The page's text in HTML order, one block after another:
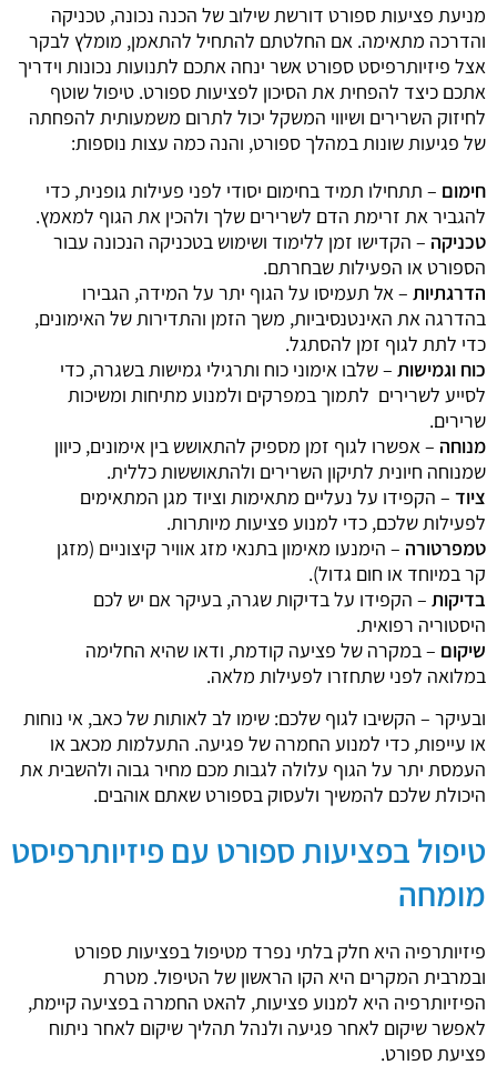
מניעת פציעות ספורט דורשת שילוב של הכנה נכונה, טכניקה
והדרכה מתאימה. אם החלטתם להתחיל להתאמן, מומלץ לבקר
אצל פיזיותרפיסט ספורט אשר ינחה אתכם לתנועות נכונות וידריך
אתכם כיצד להפחית את הסיכון לפציעות ספורט. טיפול שוטף
לחיזוק השרירים ושיווי המשקל יכול לתרום משמעותית להפחתה
של פגיעות שונות במהלך ספורט, והנה כמה עצות נוספות:
חימום – תתחילו תמיד בחימום יסודי לפני פעילות גופנית, כדי
להגביר את זרימת הדם לשרירים שלך ולהכין את הגוף למאמץ.
טכניקה – הקדישו זמן ללימוד ושימוש בטכניקה הנכונה עבור
הספורט או הפעילות שבחרתם.
הדרגתיות – אל תעמיסו על הגוף יתר על המידה, הגבירו
בהדרגה את האינטנסיביות, משך הזמן והתדירות של האימונים,
כדי לתת לגוף זמן להסתגל.
כוח וגמישות – שלבו אימוני כוח ותרגילי גמישות בשגרה, כדי
לסייע לשרירים לתמוך במפרקים ולמנוע מתיחות ומשיכות
שרירים.
מנוחה – אפשרו לגוף זמן מספיק להתאושש בין אימונים, כיוון
שמנוחה חיונית לתיקון השרירים ולהתאוששות כללית.
ציוד – הקפידו על נעליים מתאימות וציוד מגן המתאימים
לפעילות שלכם, כדי למנוע פציעות מיותרות.
טמפרטורה – הימנעו מאימון בתנאי מזג אוויר קיצוניים (מזגן
קר במיוחד או חום גדול).
בדיקות – הקפידו על בדיקות שגרה, בעיקר אם יש לכם
היסטוריה רפואית.
שיקום – במקרה של פציעה קודמת, ודאו שהיא החלימה
במלואה לפני שתחזרו לפעילות מלאה.
ובעיקר – הקשיבו לגוף שלכם: שימו לב לאותות של כאב, אי נוחות
או עייפות, כדי למנוע החמרה של פגיעה. התעלמות מכאב או
העמסת יתר על הגוף עלולה לגבות מכם מחיר גבוה ולהשבית את
היכולת שלכם להמשיך ולעסוק בספורט שאתם אוהבים.
טיפול בפציעות ספורט עם פיזיותרפיסט
מומחה
פיזיותרפיה היא חלק בלתי נפרד מטיפול בפציעות ספורט
ובמרבית המקרים היא הקו הראשון של הטיפול. מטרת
הפיזיותרפיה היא למנוע פציעות, להאט החמרה בפציעה קיימת,
לאפשר שיקום לאחר פגיעה ולנהל תהליך שיקום לאחר ניתוח
פציעת ספורט.